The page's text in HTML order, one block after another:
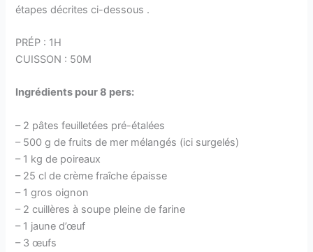
étapes décrites ci-dessous .
PRÉP : 1H
CUISSON : 50M
Ingrédients pour 8 pers:
– 2 pâtes feuilletées pré-étalées
– 500 g de fruits de mer mélangés (ici surgelés)
– 1 kg de poireaux
– 25 cl de crème fraîche épaisse
– 1 gros oignon
– 2 cuillères à soupe pleine de farine
– 1 jaune d’œuf
– 3 œufs